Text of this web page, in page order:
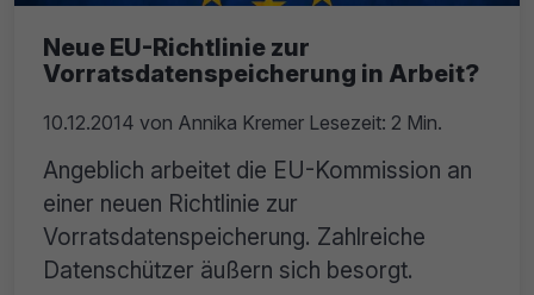
Neue EU-Richtlinie zur
Vorratsdatenspeicherung in Arbeit?
10.12.2014 von Annika Kremer Lesezeit: 2 Min.
Angeblich arbeitet die EU-Kommission an
einer neuen Richtlinie zur
Vorratsdatenspeicherung. Zahlreiche
Datenschützer äußern sich besorgt.